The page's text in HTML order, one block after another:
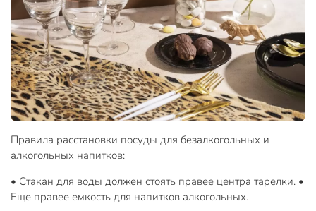
Правила расстановки посуды для безалкогольных и
алкогольных напитков:
• Стакан для воды должен стоять правее центра тарелки. •
Еще правее емкость для напитков алкогольных.